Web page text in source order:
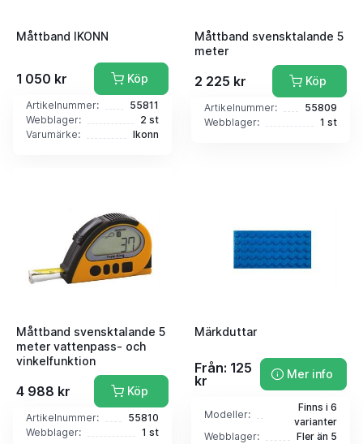
Måttband IKONN
1 050 kr Köp
Artikelnummer:
55811
Webblager:
2 st
Varumärke:
Ikonn
Måttband svensktalande 5
meter
2 225 kr Köp
Artikelnummer:
55809
Webblager:
1 st
Måttband svensktalande 5
meter vattenpass- och
vinkelfunktion
4 988 kr Köp
Artikelnummer:
55810
Webblager:
1 st
Märkduttar
Från: 125
kr
Mer info
Modeller:
Finns i 6
varianter
Webblager:
Fler än 5